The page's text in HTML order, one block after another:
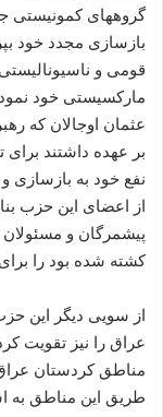
گروههای کمونیستی
بازسازی مجدد خود
قومی و
مارکسیستی خود
عثمان اوجالان که
بر عهده داشتند
نفع خود به بازسازی
از اعضای این حزب
پیشمرگان و
کشته شده بود را
از سویی دیگر این
عراق را نیز تقویت
مناطق کردستان عراق
طریق این مناطق به